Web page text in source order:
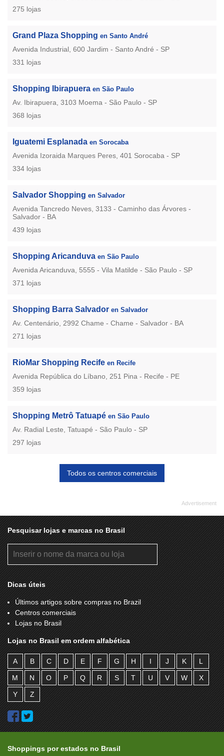
275 lojas
Grand Plaza Shopping en Santo André
Avenida Industrial, 600 Jardim - Santo André - SP
331 lojas
Shopping Ibirapuera en São Paulo
Av. Ibirapuera, 3103 Moema - São Paulo - SP
368 lojas
Iguatemi Esplanada en Sorocaba
Avenida Izoraida Marques Peres, 401 Sorocaba - SP
334 lojas
Salvador Shopping en Salvador
Avenida Tancredo Neves, 3133 - Caminho das Árvores -
Salvador - BA
439 lojas
Shopping Aricanduva en São Paulo
Avenida Aricanduva, 5555 - Vila Matilde - São Paulo - SP
371 lojas
Shopping Barra Salvador en Salvador
Av. Centenário, 2992 Chame - Chame - Salvador - BA
271 lojas
RioMar Shopping Recife en Recife
Avenida República do Líbano, 251 Pina - Recife - PE
359 lojas
Shopping Metrô Tatuapé en São Paulo
Av. Radial Leste, Tatuapé - São Paulo - SP
297 lojas
Todos os centros comerciais
Pesquisar lojas e marcas no Brasil
Dicas úteis
Últimos artigos sobre compras no Brazil
Centros comerciais
Lojas no Brasil
Lojas no Brasil em ordem alfabética
A B C D E F G H I J K L
M N O P Q R S T U V W X
Y Z
Shoppings por estados no Brasil